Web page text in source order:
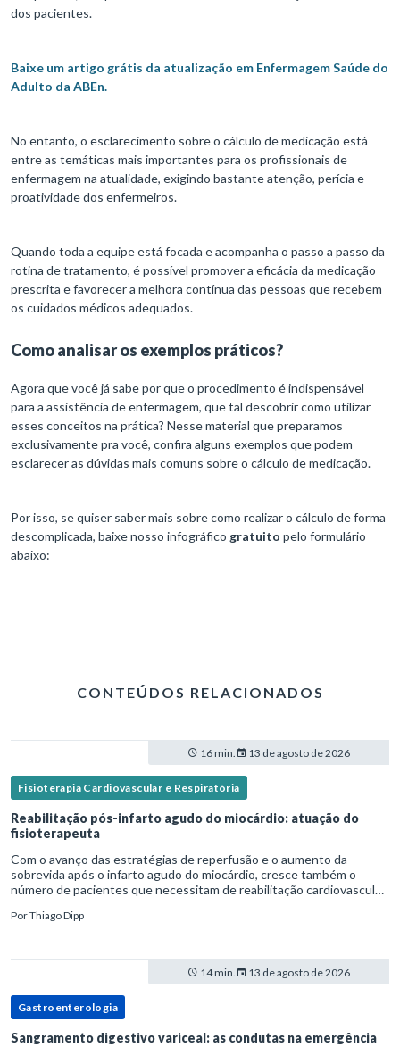
dos pacientes.
Baixe um artigo grátis da atualização em Enfermagem Saúde do
Adulto da ABEn.
No entanto, o esclarecimento sobre o cálculo de medicação está
entre as temáticas mais importantes para os profissionais de
enfermagem na atualidade, exigindo bastante atenção, perícia e
proatividade dos enfermeiros.
Quando toda a equipe está focada e acompanha o passo a passo da
rotina de tratamento, é possível promover a eficácia da medicação
prescrita e favorecer a melhora contínua das pessoas que recebem
os cuidados médicos adequados.
Como analisar os exemplos práticos?
Agora que você já sabe por que o procedimento é indispensável
para a assistência de enfermagem, que tal descobrir como utilizar
esses conceitos na prática? Nesse material que preparamos
exclusivamente pra você, confira alguns exemplos que podem
esclarecer as dúvidas mais comuns sobre o cálculo de medicação.
Por isso, se quiser saber mais sobre como realizar o cálculo de forma
descomplicada, baixe nosso infográfico gratuito pelo formulário
abaixo:
CONTEÚDOS RELACIONADOS
16 min. 13 de agosto de 2026
Fisioterapia Cardiovascular e Respiratória
Reabilitação pós-infarto agudo do miocárdio: atuação do
fisioterapeuta
Com o avanço das estratégias de reperfusão e o aumento da
sobrevida após o infarto agudo do miocárdio, cresce também o
número de pacientes que necessitam de reabilitação cardiovascular
PorThiago Dipp
14 min. 13 de agosto de 2026
Gastroenterologia
Sangramento digestivo variceal: as condutas na emergência